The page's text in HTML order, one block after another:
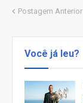
Postagem Anterior
Você já leu?